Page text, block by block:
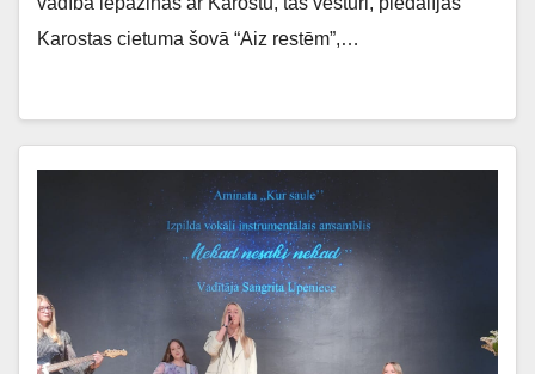
Karostas cietuma šovā “Aiz restēm”,…